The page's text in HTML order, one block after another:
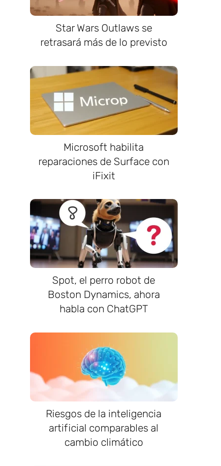
Star Wars Outlaws se
retrasará más de lo previsto
Microsoft habilita
reparaciones de Surface con
iFixit
Spot, el perro robot de
Boston Dynamics, ahora
habla con ChatGPT
Riesgos de la inteligencia
artificial comparables al
cambio climático